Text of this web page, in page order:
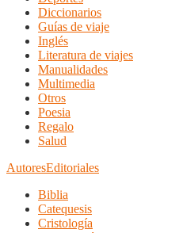
Diccionarios
Guías de viaje
Inglés
Literatura de viajes
Manualidades
Multimedia
Otros
Poesia
Regalo
Salud
AutoresEditoriales
Biblia
Catequesis
Cristología